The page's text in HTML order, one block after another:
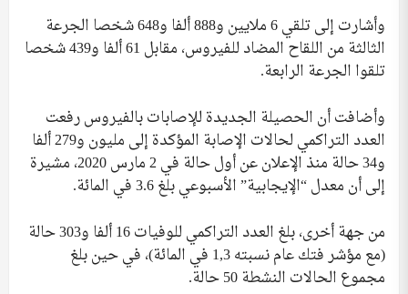
وأشارت إلى تلقي 6 ملايين و888 ألفا و648 شخصا الجرعة
الثالثة من اللقاح المضاد للفيروس، مقابل 61 ألفا و439 شخصا
تلقوا الجرعة الرابعة.
وأضافت أن الحصيلة الجديدة للإصابات بالفيروس رفعت
العدد التراكمي لحالات الإصابة المؤكدة إلى مليون و279 ألفا
و34 حالة منذ الإعلان عن أول حالة في 2 مارس 2020، مشيرة
إلى أن معدل “الإيجابية” الأسبوعي بلغ 3.6 في المائة.
من جهة أخرى، بلغ العدد التراكمي للوفيات 16 ألفا و303 حالة
(مع مؤشر فتك عام نسبته 1,3 في المائة)، في حين بلغ
مجموع الحالات النشطة 50 حالة.